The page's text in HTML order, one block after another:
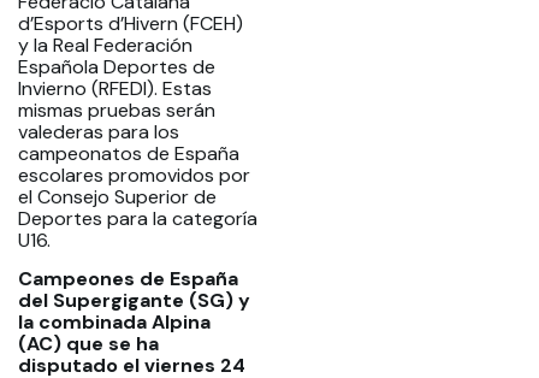
d’Esports d’Hivern (FCEH)
y la Real Federación
Española Deportes de
Invierno (RFEDI). Estas
mismas pruebas serán
valederas para los
campeonatos de España
escolares promovidos por
el Consejo Superior de
Deportes para la categoría
U16.
Campeones de España
del Supergigante (SG) y
la combinada Alpina
(AC) que se ha
disputado el viernes 24